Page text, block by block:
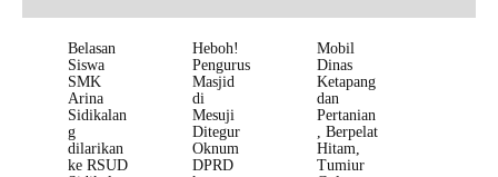
Belasan
Siswa
SMK
Arina
Sidikalan
g
dilarikan
ke RSUD
Heboh!
Pengurus
Masjid
di
Mesuji
Ditegur
Oknum
DPRD
Mobil
Dinas
Ketapang
dan
Pertanian
, Berpelat
Hitam,
Tumiur